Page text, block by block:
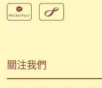
關注我們